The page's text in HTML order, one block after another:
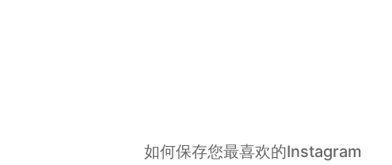
如何保存您最喜欢的Instagram